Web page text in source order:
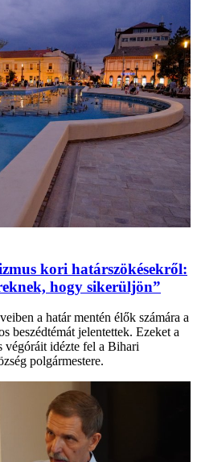
kori határszökésekről:
hogy sikerüljön”
a határ mentén élők számára a
beszédtémát jelentettek. Ezeket a
végóráit idézte fel a Bihari
polgármestere.